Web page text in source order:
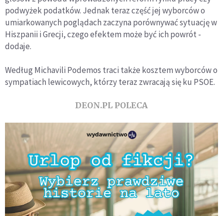
podwyżek podatków. Jednak teraz część jej wyborców o
umiarkowanych poglądach zaczyna porównywać sytuację w
Hiszpanii i Grecji, czego efektem może być ich powrót -
dodaje.
Według Michavili Podemos traci także kosztem wyborców o
sympatiach lewicowych, którzy teraz zwracają się ku PSOE.
DEON.PL POLECA